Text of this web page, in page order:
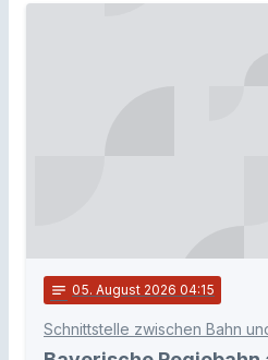
notes 05. August 2026 04:15
Schnittstelle zwischen Bahn